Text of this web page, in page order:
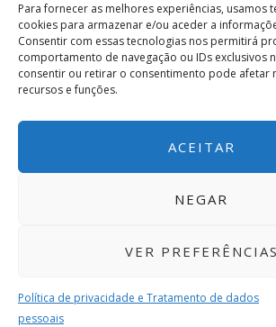
Para fornecer as melhores experiências, usamos
cookies para armazenar e/ou aceder a
Consentir com essas tecnologias nos permitirá
comportamento de navegação ou IDs exclusivos
consentir ou retirar o consentimento pode afetar
recursos e funções.
ACEITAR
NEGAR
VER PREFERÊNCIAS
Política de privacidade e Tratamento de dados
pessoais